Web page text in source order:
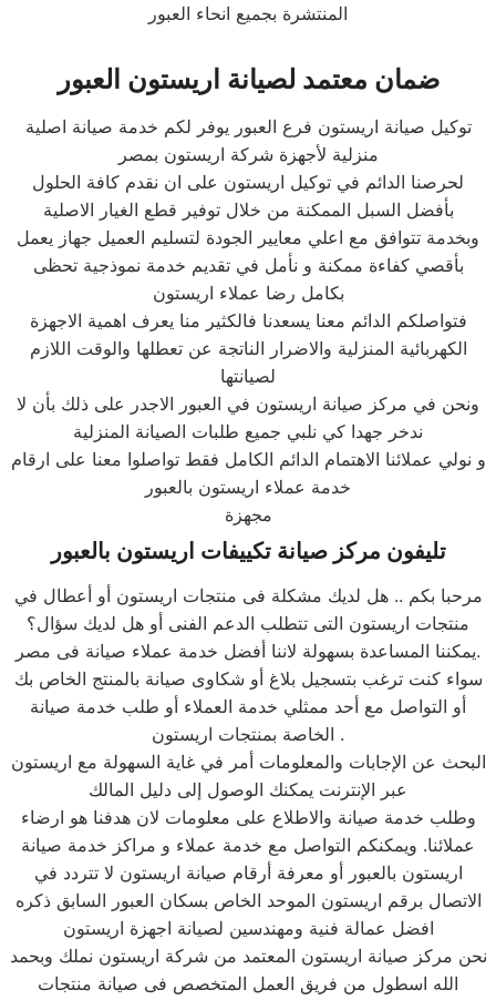
المنتشرة بجميع انحاء العبور
ضمان معتمد لصيانة اريستون العبور
توكيل صيانة اريستون فرع العبور يوفر لكم خدمة صيانة اصلية
منزلية لأجهزة شركة اريستون بمصر
لحرصنا الدائم في توكيل اريستون على ان نقدم كافة الحلول
بأفضل السبل الممكنة من خلال توفير قطع الغيار الاصلية
وبخدمة تتوافق مع اعلي معايير الجودة لتسليم العميل جهاز يعمل
بأقصي كفاءة ممكنة و نأمل في تقديم خدمة نموذجية تحظى
بكامل رضا عملاء اريستون
فتواصلكم الدائم معنا يسعدنا فالكثير منا يعرف اهمية الاجهزة
الكهربائية المنزلية والاضرار الناتجة عن تعطلها والوقت اللازم
لصيانتها
ونحن في مركز صيانة اريستون في العبور الاجدر على ذلك بأن لا
ندخر جهدا كي نلبي جميع طلبات الصيانة المنزلية
و نولي عملائنا الاهتمام الدائم الكامل فقط تواصلوا معنا على ارقام
خدمة عملاء اريستون بالعبور
مجهزة
تليفون مركز صيانة تكييفات اريستون بالعبور
مرحبا بكم .. هل لديك مشكلة فى منتجات اريستون أو أعطال في
منتجات اريستون التى تتطلب الدعم الفنى أو هل لديك سؤال؟
يمكننا المساعدة بسهولة لاننا أفضل خدمة عملاء صيانة فى مصر.
سواء كنت ترغب بتسجيل بلاغ أو شكاوى صيانة بالمنتج الخاص بك
أو التواصل مع أحد ممثلي خدمة العملاء أو طلب خدمة صيانة
الخاصة بمنتجات اريستون .
البحث عن الإجابات والمعلومات أمر في غاية السهولة مع اريستون
عبر الإنترنت يمكنك الوصول إلى دليل المالك
وطلب خدمة صيانة والاطلاع على معلومات لان هدفنا هو ارضاء
عملائنا. ويمكنكم التواصل مع خدمة عملاء و مراكز خدمة صيانة
اريستون بالعبور أو معرفة أرقام صيانة اريستون لا تتردد في
الاتصال برقم اريستون الموحد الخاص بسكان العبور السابق ذكره
افضل عمالة فنية ومهندسين لصيانة اجهزة اريستون
نحن مركز صيانة اريستون المعتمد من شركة اريستون نملك وبحمد
الله اسطول من فريق العمل المتخصص فى صيانة منتجات